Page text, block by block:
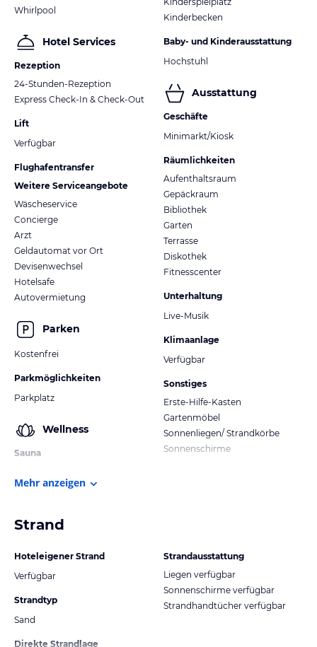
Whirlpool
Hotel Services
Rezeption
24-Stunden-Rezeption
Express Check-In & Check-Out
Lift
Verfügbar
Flughafentransfer
Weitere Serviceangebote
Wäscheservice
Concierge
Arzt
Geldautomat vor Ort
Devisenwechsel
Hotelsafe
Autovermietung
Parken
Kostenfrei
Parkmöglichkeiten
Parkplatz
Wellness
Sauna
Kinderbecken
Baby- und Kinderausstattung
Hochstuhl
Ausstattung
Geschäfte
Minimarkt/Kiosk
Räumlichkeiten
Aufenthaltsraum
Gepäckraum
Bibliothek
Garten
Terrasse
Diskothek
Fitnesscenter
Unterhaltung
Live-Musik
Klimaanlage
Verfügbar
Sonstiges
Erste-Hilfe-Kasten
Gartenmöbel
Sonnenliegen/ Strandkörbe
Sonnenschirme
Mehr anzeigen
Strand
Hoteleigener Strand
Verfügbar
Strandtyp
Sand
Direkte Strandlage
Strandausstattung
Liegen verfügbar
Sonnenschirme verfügbar
Strandhandtücher verfügbar